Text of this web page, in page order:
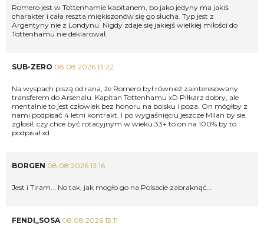
Romero jest w Tottenhamie kapitanem, bo jako jedyny ma jakiś
charakter i cała reszta miękiszonów się go słucha. Typ jest z
Argentyny nie z Londynu. Nigdy zdaje się jakiejś wielkiej miłości do
Tottenhamu nie deklarował.
SUB-ZERO 08.08.2026 13:22
Na wyspach piszą od rana, że Romero był również zainteresowany
transferem do Arsenalu. Kapitan Tottenhamu xD Piłkarz dobry, ale
mentalnie to jest człowiek bez honoru na boisku i poza. On mógłby z
nami podpisać 4 letni kontrakt. I po wygaśnięciu jeszcze Milan by sie
zgłosił, czy chce być rotacyjnym w wieku 33+ to on na 100% by to
podpisał xd
BORGEN 08.08.2026 13:16
Jest i Tiram... No tak, jak mogło go na Polsacie zabraknąć...
FENDI_SOSA 08.08.2026 13:11